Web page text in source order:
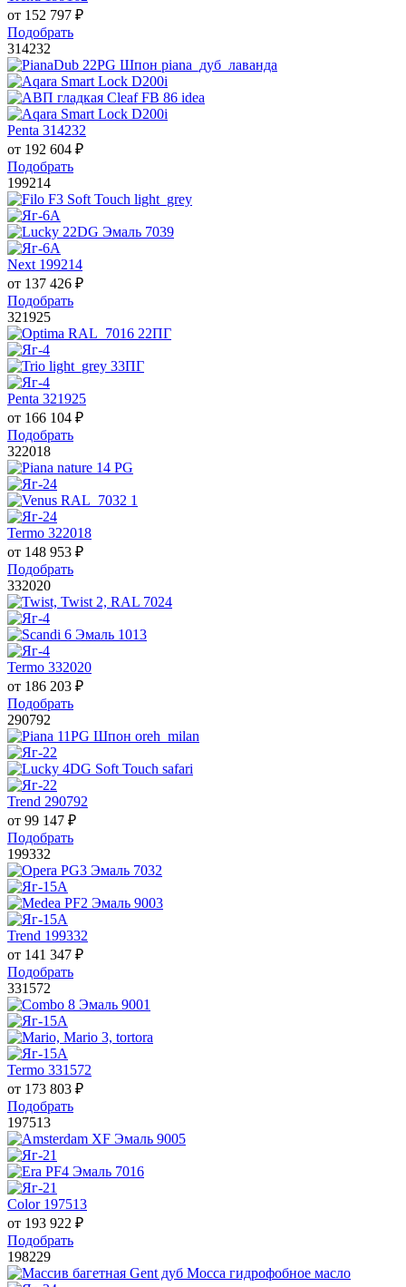
от 152 797 ₽
Подобрать
314232
Penta 314232
от 192 604 ₽
Подобрать
199214
Next 199214
от 137 426 ₽
Подобрать
321925
Penta 321925
от 166 104 ₽
Подобрать
322018
Termo 322018
от 148 953 ₽
Подобрать
332020
Termo 332020
от 186 203 ₽
Подобрать
290792
Trend 290792
от 99 147 ₽
Подобрать
199332
Trend 199332
от 141 347 ₽
Подобрать
331572
Termo 331572
от 173 803 ₽
Подобрать
197513
Color 197513
от 193 922 ₽
Подобрать
198229